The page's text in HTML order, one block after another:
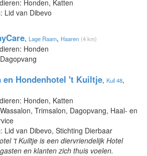
Honden, Katten
Lid van Dibevo
, Lage Raam, Haaren (4 km)
Honden
en Hondenhotel 't Kuiltje, Kuil 48,
Honden, Katten
Trimsalon, Dagopvang, Haal- en
Lid van Dibevo, Stichting Dierbaar
't Kuiltje is een diervriendelijk Hotel
en klanten zich thuis voelen.